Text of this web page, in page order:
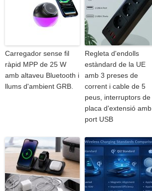
Carregador sense fil
ràpid MPP de 25 W
amb altaveu Bluetooth i
llums d'ambient GRB.
Regleta d'endolls
estàndard de la UE
amb 3 preses de
corrent i cable de 5
peus, interruptors de
placa d'extensió amb
port USB